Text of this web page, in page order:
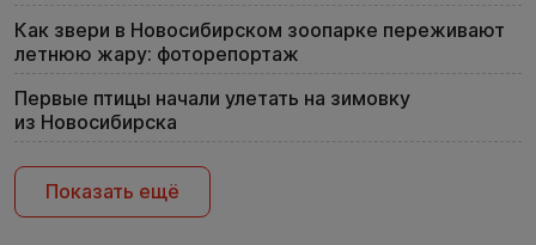
Как звери в Новосибирском зоопарке переживают
летнюю жару: фоторепортаж
Первые птицы начали улетать на зимовку
из Новосибирска
Показать ещё